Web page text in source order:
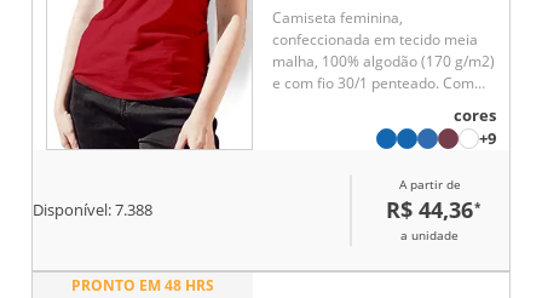
Camiseta feminina,
confeccionada em tecido meia
malha, 100% algodão (170 g/m2)
e com fio 30/1 penteado. Com
nas mangas, barra de fundo e
cores
+9
Disponível:7.388
A partir de
R$ 44,36*
a unidade
PRONTO EM 48 HRS